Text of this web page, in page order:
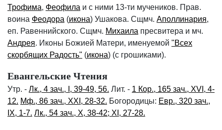
Трофима, Феофила и с ними 13-ти мучеников. Прав.
воина Феодора (икона) Ушакова. Сщмч. Аполлинария,
еп. Равеннийского. Сщмч. Михаила пресвитера и мч.
Андрея. Иконы Божией Матери, именуемой "Всех
скорбящих Радость" (икона) (с грошиками).
Евангельские Чтения
Утр. - Лк., 4 зач., I, 39-49, 56. Лит. - 1 Кор., 165 зач., XVI, 4-
12. Мф., 86 зач., XXI, 28-32. Богородицы: Евр., 320 зач.,
IX, 1-7. Лк., 54 зач., X, 38-42; XI, 27-28.